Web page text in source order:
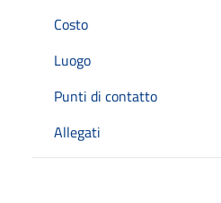
Costo
Luogo
Punti di contatto
Allegati